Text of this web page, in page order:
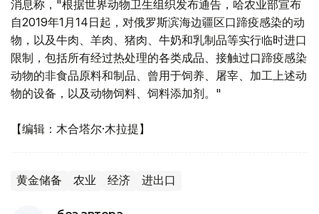
消息称，"根据世界动物卫生组织发布通告，哈农业部宣布
自2019年1月14日起，对俄罗斯滨海边疆区口蹄疫感染的动
物，以及牛肉、羊肉、猪肉、牛奶和乳制品等实行临时进口
限制，包括所有经过热处理的各类成品、接触过口蹄疫感染
动物的非食品原料和制品、曾用于饲养、屠宰、加工上述动
物的设备，以及动物饲料、饲料添加剂。"
【编辑：木合塔尔·木拉提】
黄金储备 农业 经济 进出口